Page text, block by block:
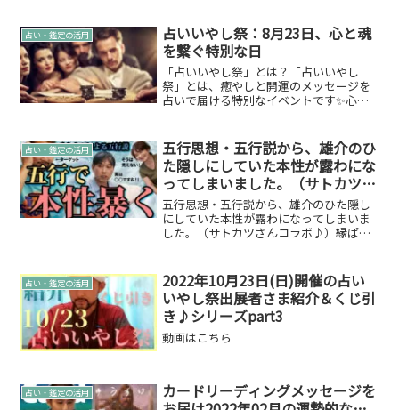
占い・鑑定の活用
占いいやし祭：8月23日、心と魂
を繋ぐ特別な日
「占いいやし祭」とは？「占いいやし
祭」とは、癒やしと開運のメッセージを
占いで届ける特別なイベントです✨心に
第10回：2023.08.23（水）13:00～17:00開
催...
占い・鑑定の活用
五行思想・五行説から、雄介のひ
た隠しにしていた本性が露わにな
ってしまいました。（サトカツさ
んコラボ♪）
五行思想・五行説から、雄介のひた隠し
にしていた本性が露わになってしまいま
した。（サトカツさんコラボ♪）縁ぱす
こちら
占い・鑑定の活用
2022年10月23日(日)開催の占い
いやし祭出展者さま紹介＆くじ引
き♪シリーズpart3
動画はこちら
占い・鑑定の活用
カードリーディングメッセージを